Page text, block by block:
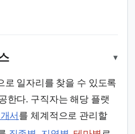
▾
로 일자리를 찾을 수 있도록
한다. 구직자는 해당 플랫
서 를 체계적으로 관리할